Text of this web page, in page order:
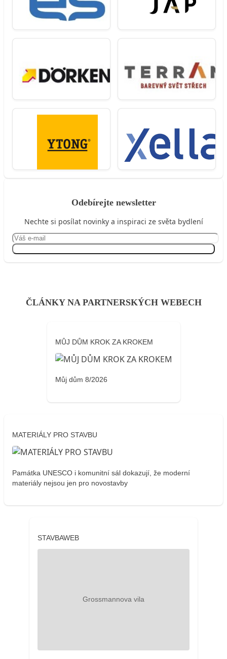
Odebírejte newsletter
Nechte si posílat novinky a inspiraci ze světa bydlení
ČLÁNKY NA PARTNERSKÝCH WEBECH
MŮJ DŮM KROK ZA KROKEM
Můj dům 8/2026
MATERIÁLY PRO STAVBU
Památka UNESCO i komunitní sál dokazují, že moderní
materiály nejsou jen pro novostavby
STAVBAWEB